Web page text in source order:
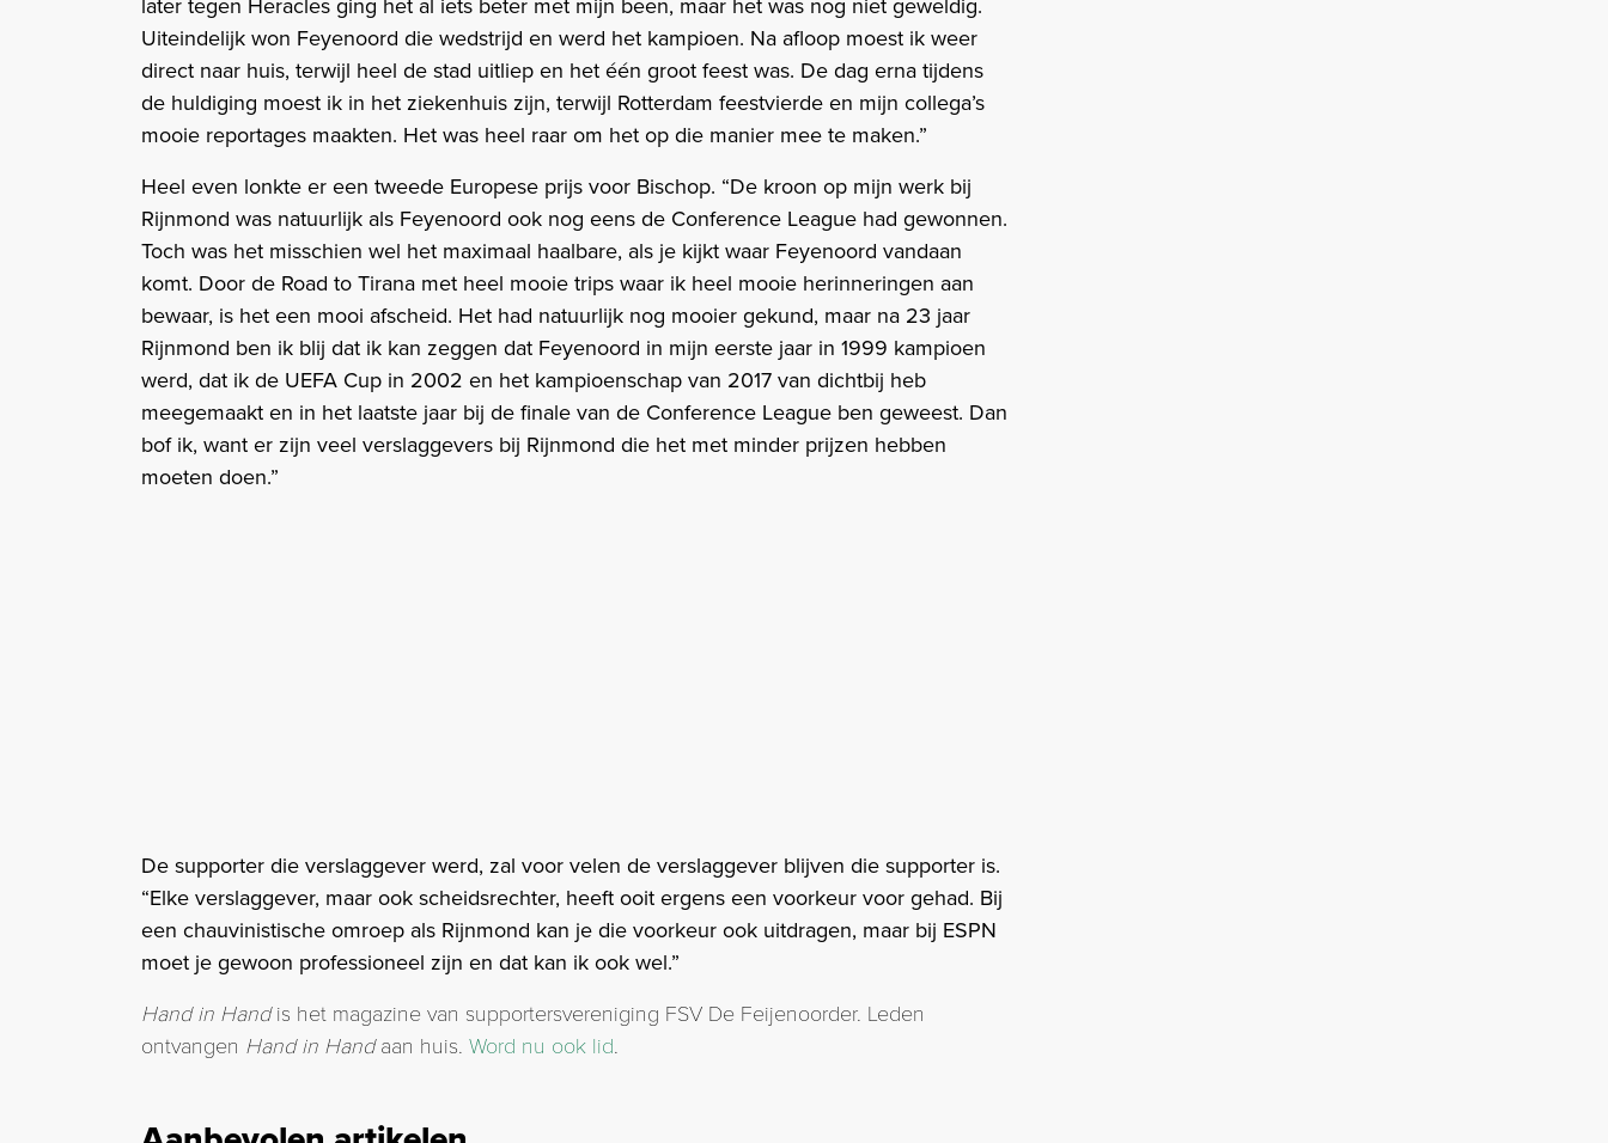
Uiteindelijk won Feyenoord die wedstrijd en werd het kampioen. Na afloop moest ik weer
direct naar huis, terwijl heel de stad uitliep en het één groot feest was. De dag erna tijdens
de huldiging moest ik in het ziekenhuis zijn, terwijl Rotterdam feestvierde en mijn collega’s
mooie reportages maakten. Het was heel raar om het op die manier mee te maken.”
Heel even lonkte er een tweede Europese prijs voor Bischop. “De kroon op mijn werk bij
Rijnmond was natuurlijk als Feyenoord ook nog eens de Conference League had gewonnen.
Toch was het misschien wel het maximaal haalbare, als je kijkt waar Feyenoord vandaan
komt. Door de Road to Tirana met heel mooie trips waar ik heel mooie herinneringen aan
bewaar, is het een mooi afscheid. Het had natuurlijk nog mooier gekund, maar na 23 jaar
Rijnmond ben ik blij dat ik kan zeggen dat Feyenoord in mijn eerste jaar in 1999 kampioen
werd, dat ik de UEFA Cup in 2002 en het kampioenschap van 2017 van dichtbij heb
meegemaakt en in het laatste jaar bij de finale van de Conference League ben geweest. Dan
bof ik, want er zijn veel verslaggevers bij Rijnmond die het met minder prijzen hebben
moeten doen.”
De supporter die verslaggever werd, zal voor velen de verslaggever blijven die supporter is.
“Elke verslaggever, maar ook scheidsrechter, heeft ooit ergens een voorkeur voor gehad. Bij
een chauvinistische omroep als Rijnmond kan je die voorkeur ook uitdragen, maar bij ESPN
moet je gewoon professioneel zijn en dat kan ik ook wel.”
Hand in Handis het magazine van supportersvereniging FSV De Feijenoorder. Leden
ontvangen Hand in Handaan huis. Word nu ook lid.